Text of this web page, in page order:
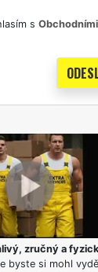
s
zručný a
byste si mohl